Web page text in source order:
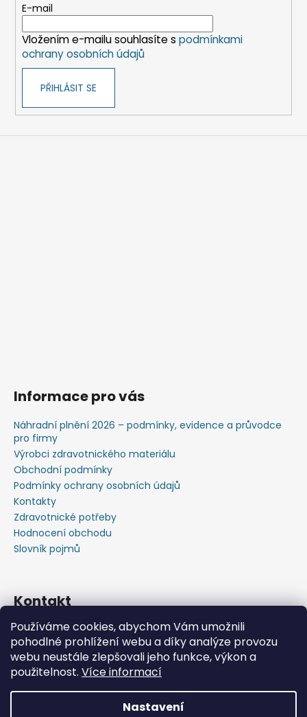
Používáme cookies, abychom Vám umožnili
pohodlné prohlížení webu a díky analýze provozu
webu neustále zlepšovali jeho funkce, výkon a
použitelnost. Více informací
Nastavení
E-mail
Vložením e-mailu souhlasíte s podmínkami
ochrany osobních údajů
PŘIHLÁSIT SE
Informace pro vás
Náhradní plnění 2026 – podmínky, evidence a průvodce
pro firmy
Výrobci zdravotnického materiálu
Obchodní podmínky
Podmínky ochrany osobních údajů
Kontakty
Zdravotnické potřeby
Hodnocení obchodu
Slovník pojmů
Kontakt
+420603583759 ,+420734720049
https://www.facebook.com/profile.php?id=615793934
37445
https://www.youtube.com/@michalverner7685